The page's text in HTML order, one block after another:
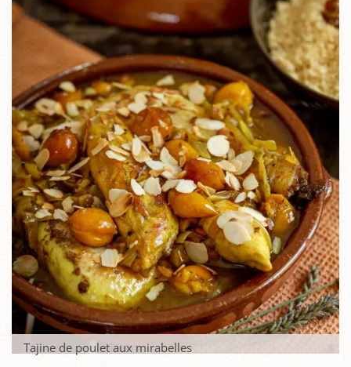
Tajine de poulet aux mirabelles